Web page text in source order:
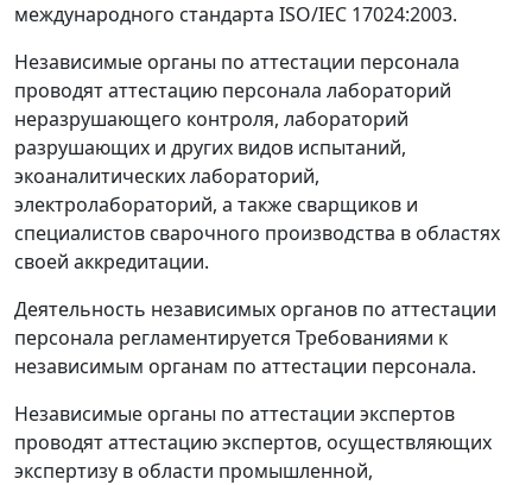
международного стандарта ISO/IEC 17024:2003.
Независимые органы по аттестации персонала
проводят аттестацию персонала лабораторий
неразрушающего контроля, лабораторий
разрушающих и других видов испытаний,
экоаналитических лабораторий,
электролабораторий, а также сварщиков и
специалистов сварочного производства в областях
своей аккредитации.
Деятельность независимых органов по аттестации
персонала регламентируется Требованиями к
независимым органам по аттестации персонала.
Независимые органы по аттестации экспертов
проводят аттестацию экспертов, осуществляющих
экспертизу в области промышленной,